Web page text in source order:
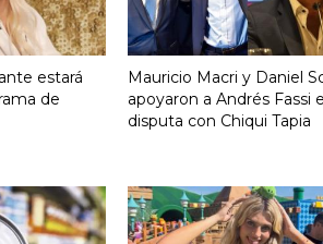
estará
de
Mauricio Macri y Daniel
apoyaron a Andrés Fassi
disputa con Chiqui Tapia